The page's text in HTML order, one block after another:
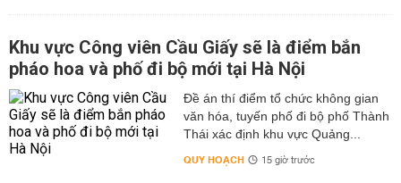
Khu vực Công viên Cầu Giấy sẽ là điểm bắn
pháo hoa và phố đi bộ mới tại Hà Nội
Đề án thí điểm tổ chức không gian
văn hóa, tuyến phố đi bộ phố Thành
Thái xác định khu vực Quảng...
QUY HOẠCH 15 giờ trước